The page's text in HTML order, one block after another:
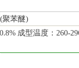
(聚苯醚)
成型温度：260-